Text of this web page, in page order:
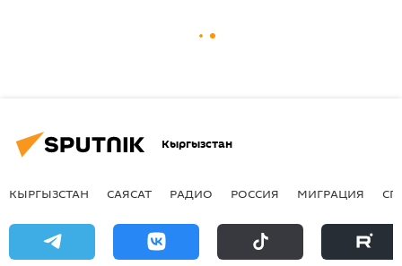
Кыргызстан
КЫРГЫЗСТАН САЯСАТ РАДИО РОССИЯ МИГРАЦИЯ